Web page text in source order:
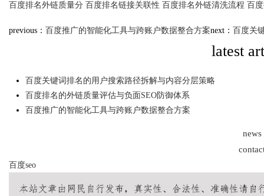
百度排名外链质量分 百度排名链接关联性 百度排名外链清洗流程 百
previous： 百度推广的智能化工具与跨账户数据整合方案next： 百度关
latest
百度关键词排名的用户搜索路径拆解与内容分层策略
百度排名的外链质量评估与负面SEO防御体系
百度推广的智能化工具与跨账户数据整合方案
news
百度seo